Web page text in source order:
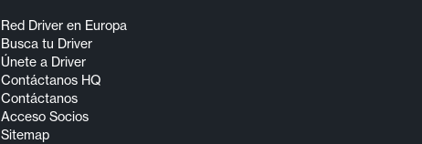
Red Driver en Europa
Busca tu Driver
Únete a Driver
Contáctanos HQ
Contáctanos
Acceso Socios
Sitemap